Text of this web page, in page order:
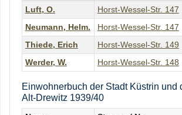
Luft, O.
Horst-Wessel-Str. 147
Neumann, Helm.
Horst-Wessel-Str. 147
Thiede, Erich
Horst-Wessel-Str. 149
Werder, W. Horst-Wessel-Str. 148
Einwohnerbuch der Stadt Küstrin und
Alt-Drewitz 1939/40